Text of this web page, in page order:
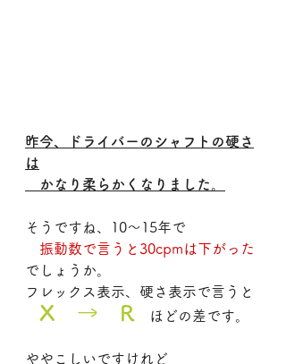
昨今、ドライバーのシャフトの硬さ
は
かなり柔らかくなりました。
そうですね、10～15年で
振動数で言うと30cpmは下がった
でしょうか。
フレックス表示、硬さ表示で言うと
X　→　R ほどの差です。
ややこしいですけれど